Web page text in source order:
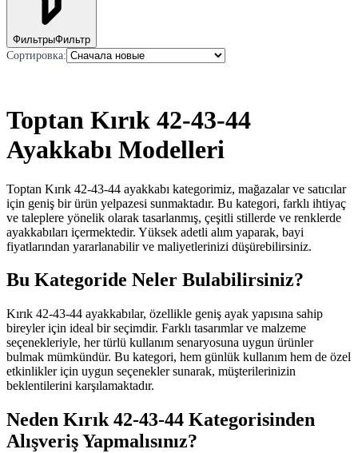
ФильтрыФильтр
Сортировка:
Toptan Kırık 42-43-44
Ayakkabı Modelleri
Toptan Kırık 42-43-44 ayakkabı kategorimiz, mağazalar ve satıcılar
için geniş bir ürün yelpazesi sunmaktadır. Bu kategori, farklı ihtiyaç
ve taleplere yönelik olarak tasarlanmış, çeşitli stillerde ve renklerde
ayakkabıları içermektedir. Yüksek adetli alım yaparak, bayi
fiyatlarından yararlanabilir ve maliyetlerinizi düşürebilirsiniz.
Bu Kategoride Neler Bulabilirsiniz?
Kırık 42-43-44 ayakkabılar, özellikle geniş ayak yapısına sahip
bireyler için ideal bir seçimdir. Farklı tasarımlar ve malzeme
seçenekleriyle, her türlü kullanım senaryosuna uygun ürünler
bulmak mümkündür. Bu kategori, hem günlük kullanım hem de özel
etkinlikler için uygun seçenekler sunarak, müşterilerinizin
beklentilerini karşılamaktadır.
Neden Kırık 42-43-44 Kategorisinden
Alışveriş Yapmalısınız?